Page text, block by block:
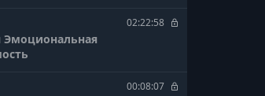
02:22:58
Эмоциональная
00:08:07